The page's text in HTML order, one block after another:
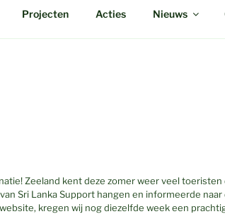
Projecten Acties Nieuws
Zeeland kent deze zomer weer veel
Sri Lanka Support hangen en informeerde
kregen wij nog diezelfde week een